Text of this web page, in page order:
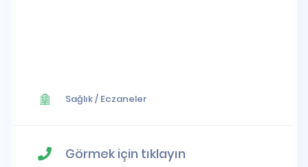
Sağlık/ Eczaneler
Görmek için tıklayın